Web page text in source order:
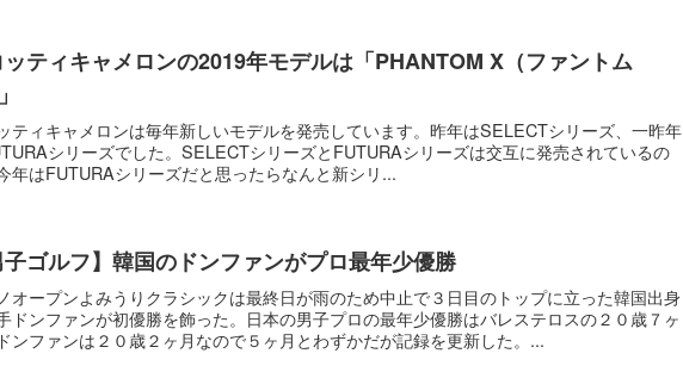
ティキャメロンの2019年モデルは「PHANTOM X（ファントム
ティキャメロンは毎年新しいモデルを発売しています。昨年はSELECTシリーズ、一昨年
シリーズでした。SELECTシリーズとFUTURAシリーズは交互に発売されているの
年はFUTURAシリーズだと思ったらなんと新シリ...
子ゴルフ】韓国のドンファンがプロ最年少優勝
オープンよみうりクラシックは最終日が雨のため中止で３日目のトップに立った韓国出身
ドンファンが初優勝を飾った。日本の男子プロの最年少優勝はバレステロスの２０歳７ヶ
ンファンは２０歳２ヶ月なので５ヶ月とわずかだが記録を更新した。...